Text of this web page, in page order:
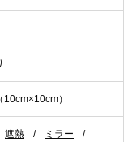
10cm×10cm）
遮熱
ミラー